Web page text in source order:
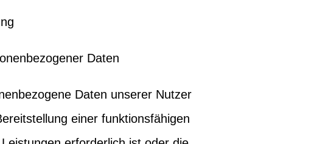
Daten
Daten unserer Nutzer
einer funktionsfähigen